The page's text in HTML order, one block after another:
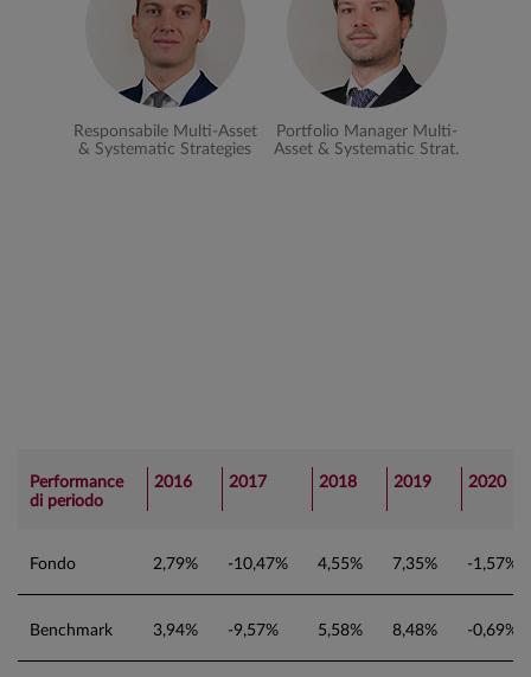
Responsabile Multi-Asset
& Systematic Strategies
Portfolio Manager Multi-
Asset & Systematic Strat.
Performance
di periodo
2016 2017 2018 2019 2020
Fondo 2,79% -10,47% 4,55% 7,35% -1,57%
Benchmark 3,94% -9,57% 5,58% 8,48% -0,69%